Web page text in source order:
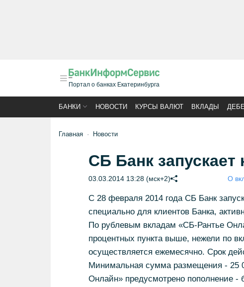
Портал о банках Екатеринбурга
БАНКИ НОВОСТИ КУРСЫ ВАЛЮТ ВКЛАДЫ
Главная Новости
СБ Банк
03.03.2014 13:28 (мск+2) О
С 28 февраля 2014 года СБ Банк
специально для клиентов Банка,
По рублевым вкладам «СБ-Рантье
процентных пункта выше, нежели по
осуществляется ежемесячно. Срок
Минимальная сумма размещения - 25
Онлайн» предусмотрено пополнение -